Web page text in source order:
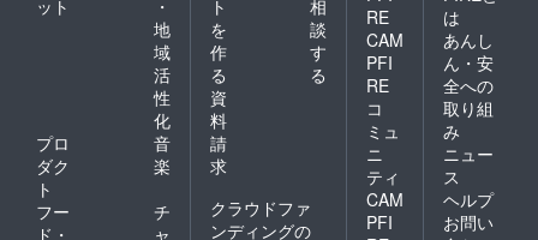
ット
・
地
域
活
性
化
プロ
ダク
ト
音
楽
フー
ド・
チ
ャ
ト
を
作
る
相
談
す
る
資
料
請
求
クラウドファ
ンディングの
RE
CAM
PFI
RE
コ
ミュ
ニ
ティ
CAM
PFI
は
あんし
ん・安
全への
取り組
み
ニュー
ス
ヘルプ
お問い